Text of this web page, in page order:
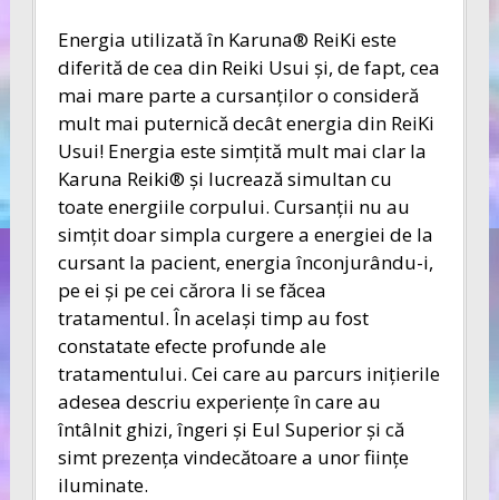
Energia utilizată în Karuna® ReiKi este
diferită de cea din Reiki Usui şi, de fapt, cea
mai mare parte a cursanţilor o consideră
mult mai puternică decât energia din ReiKi
Usui! Energia este simţită mult mai clar la
Karuna Reiki® şi lucrează simultan cu
toate energiile corpului. Cursanţii nu au
simţit doar simpla curgere a energiei de la
cursant la pacient, energia înconjurându-i,
pe ei şi pe cei cărora li se făcea
tratamentul. În acelaşi timp au fost
constatate efecte profunde ale
tratamentului. Cei care au parcurs iniţierile
adesea descriu experienţe în care au
întâlnit ghizi, îngeri şi Eul Superior şi că
simt prezenţa vindecătoare a unor fiinţe
iluminate.